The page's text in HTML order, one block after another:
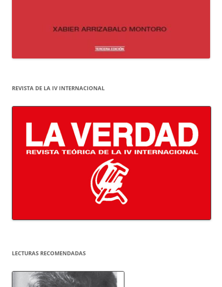
REVISTA DE LA IV INTERNACIONAL
LECTURAS RECOMENDADAS